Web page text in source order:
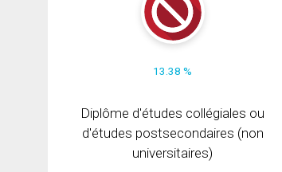
13.38 %
Diplôme d'études collégiales ou
d'études postsecondaires (non
universitaires)